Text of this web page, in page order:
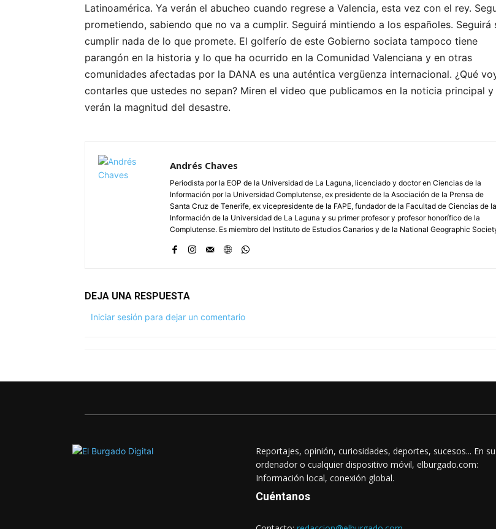
Latinoamérica. Ya verán el abucheo cuando regrese a Valencia, esta vez con el rey.
prometiendo, sabiendo que no va a cumplir. Seguirá mintiendo a los españoles. Seguirá
cumplir nada de lo que promete. El golferío de este Gobierno sociata tampoco tiene
parangón en la historia y lo que ha ocurrido en la Comunidad Valenciana y en otras
comunidades afectadas por la DANA es una auténtica vergüenza internacional. ¿Qué
contarles que ustedes no sepan? Miren el video que publicamos en la noticia principal y
verán la magnitud del desastre.
Andrés Chaves
Periodista por la EOP de la Universidad de La Laguna, licenciado y doctor en Ciencias de la
Información por la Universidad Complutense, ex presidente de la Asociación de la Prensa de
Santa Cruz de Tenerife, ex vicepresidente de la FAPE, fundador de la Facultad de Ciencias de la
Información de la Universidad de La Laguna y su primer profesor y profesor honorífico de la
Complutense. Es miembro del Instituto de Estudios Canarios y de la National Geographic
DEJA UNA RESPUESTA
Iniciar sesión para dejar un comentario
Reportajes, opinión, curiosidades, deportes, sucesos... En su
ordenador o cualquier dispositivo móvil, elburgado.com:
Información local, conexión global.
Cuéntanos